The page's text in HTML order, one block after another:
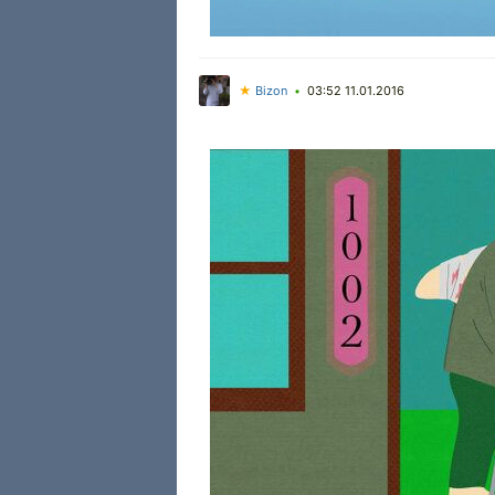
★ Bizon • 03:52 11.01.2016